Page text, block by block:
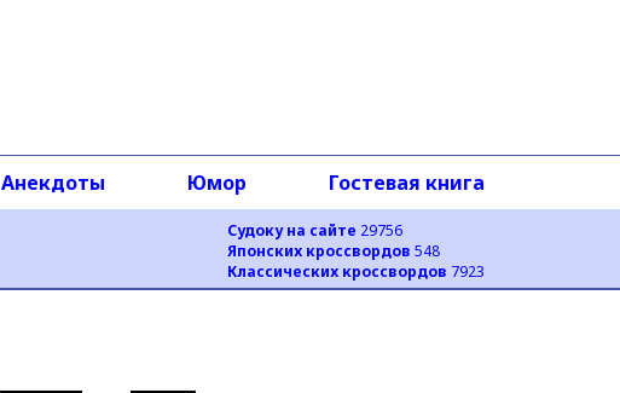
Судоку на сайте 29756
Японских кроссвордов 548
Классических кроссвордов 7923
Анекдоты Юмор Гостевая книга